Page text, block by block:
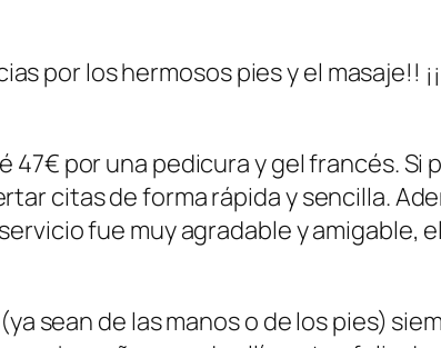
por los hermosos pies y el masaje!!
47€ por una pedicura y gel francés.
citas de forma rápida y sencilla.
fue muy agradable y amigable,
sean de las manos o de los pies)